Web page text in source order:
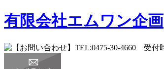
有限会社エムワン企画